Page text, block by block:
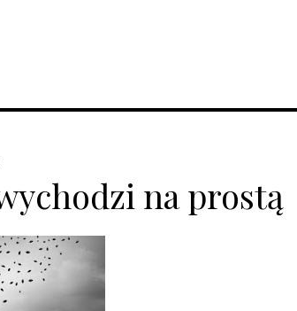
na prostą